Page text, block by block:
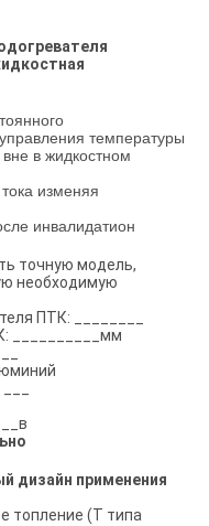
температуры
вне в жидкостном
изменяя
инвалидатион
точную модель,
необходимую
ПТК: ________
__________мм
дизайн применения
топление (Т типа